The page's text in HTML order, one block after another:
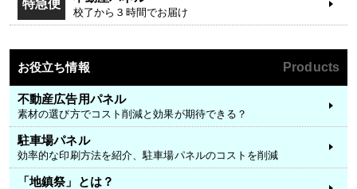
特急便
校了から３時間でお届け
お役立ち情報 Products
不動産広告用パネル
素材の選び方でコスト削減と効果が期待できる？
駐車場パネル
効率的な印刷方法を紹介、駐車場パネルのコストを削減
「地鎮祭」とは？